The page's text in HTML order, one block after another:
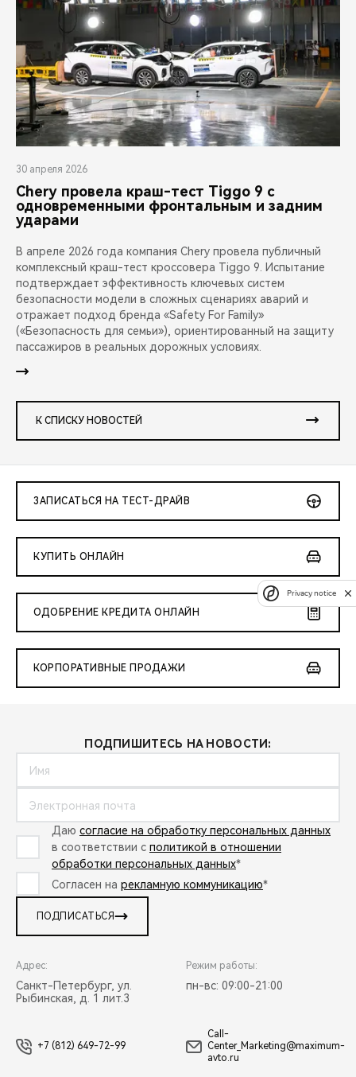
30 апреля 2026
Chery провела краш-тест Tiggo 9 с
одновременными фронтальным и задним
ударами
В апреле 2026 года компания Chery провела публичный
комплексный краш-тест кроссовера Tiggo 9. Испытание
подтверждает эффективность ключевых систем
безопасности модели в сложных сценариях аварий и
отражает подход бренда «Safety For Family»
(«Безопасность для семьи»), ориентированный на защиту
пассажиров в реальных дорожных условиях.
К СПИСКУ НОВОСТЕЙ
ЗАПИСАТЬСЯ НА ТЕСТ-ДРАЙВ
КУПИТЬ ОНЛАЙН
ОДОБРЕНИЕ КРЕДИТА ОНЛАЙН
КОРПОРАТИВНЫЕ ПРОДАЖИ
ПОДПИШИТЕСЬ НА НОВОСТИ:
Даю согласие на обработку персональных данных
в соответствии с политикой в отношении
обработки персональных данных*
Согласен на рекламную коммуникацию*
ПОДПИСАТЬСЯ
Адрес:
Санкт-Петербург, ул.
Рыбинская, д. 1 лит.3
Режим работы:
пн-вс: 09:00-21:00
+7 (812) 649-72-99
Call-
Center_Marketing@maximum-
avto.ru
Privacy notice